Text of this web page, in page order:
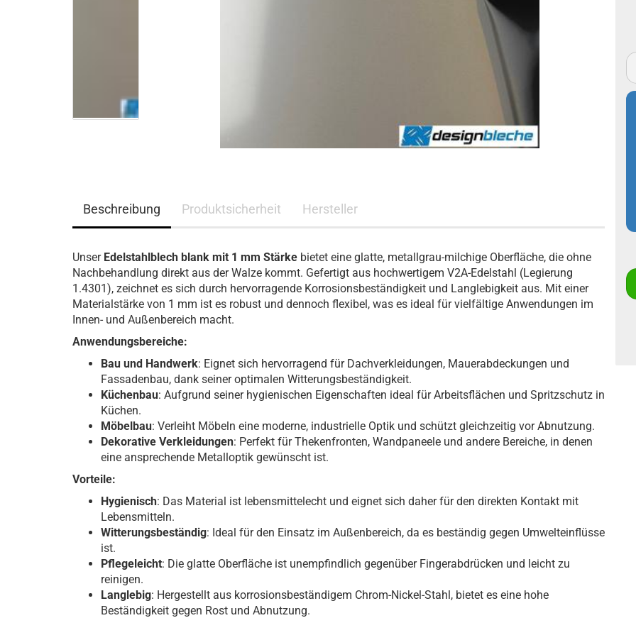
Edelstahl Strukturblech
Stahlblech verzinkt RAL
nasslackiert
Stahl verzinkt ohne
Beschreibung Produktsicherheit Hersteller
Unser Edelstahlblech blank mit 1 mm Stärke bietet eine glatte, metallgrau-milchige Oberfläche, die ohne
Nachbehandlung direkt aus der Walze kommt. Gefertigt aus hochwertigem V2A-Edelstahl (Legierung
1.4301), zeichnet es sich durch hervorragende Korrosionsbeständigkeit und Langlebigkeit aus. Mit einer
Materialstärke von 1 mm ist es robust und dennoch flexibel, was es ideal für vielfältige Anwendungen im
Innen- und Außenbereich macht.
Anwendungsbereiche:
Bau und Handwerk: Eignet sich hervorragend für Dachverkleidungen, Mauerabdeckungen und
Fassadenbau, dank seiner optimalen Witterungsbeständigkeit.
Küchenbau: Aufgrund seiner hygienischen Eigenschaften ideal für Arbeitsflächen und Spritzschutz in
Küchen.
Möbelbau: Verleiht Möbeln eine moderne, industrielle Optik und schützt gleichzeitig vor Abnutzung.
Dekorative Verkleidungen: Perfekt für Thekenfronten, Wandpaneele und andere Bereiche, in denen
eine ansprechende Metalloptik gewünscht ist.
Vorteile:
Hygienisch: Das Material ist lebensmittelecht und eignet sich daher für den direkten Kontakt mit
Lebensmitteln.
Witterungsbeständig: Ideal für den Einsatz im Außenbereich, da es beständig gegen Umwelteinflüsse
ist.
Pflegeleicht: Die glatte Oberfläche ist unempfindlich gegenüber Fingerabdrücken und leicht zu
reinigen.
Langlebig: Hergestellt aus korrosionsbeständigem Chrom-Nickel-Stahl, bietet es eine hohe
Beständigkeit gegen Rost und Abnutzung.